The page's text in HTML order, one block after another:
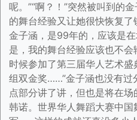
呢。”“啊？！”突然被叫到的
的舞台经验又让她很快恢复
金子涵，是99年的，应该是
是，我的舞台经验应该也不
时候参加了第三届华人艺术
组双金奖……”金子涵也没有过
点部分讲了讲，但也是将在
韩诺。世界华人舞蹈大赛中